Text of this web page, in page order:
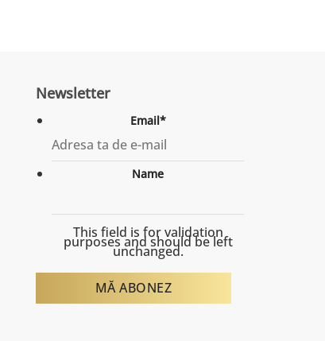
Newsletter
Email*
Name
This field is for validation
purposes and should be left
unchanged.